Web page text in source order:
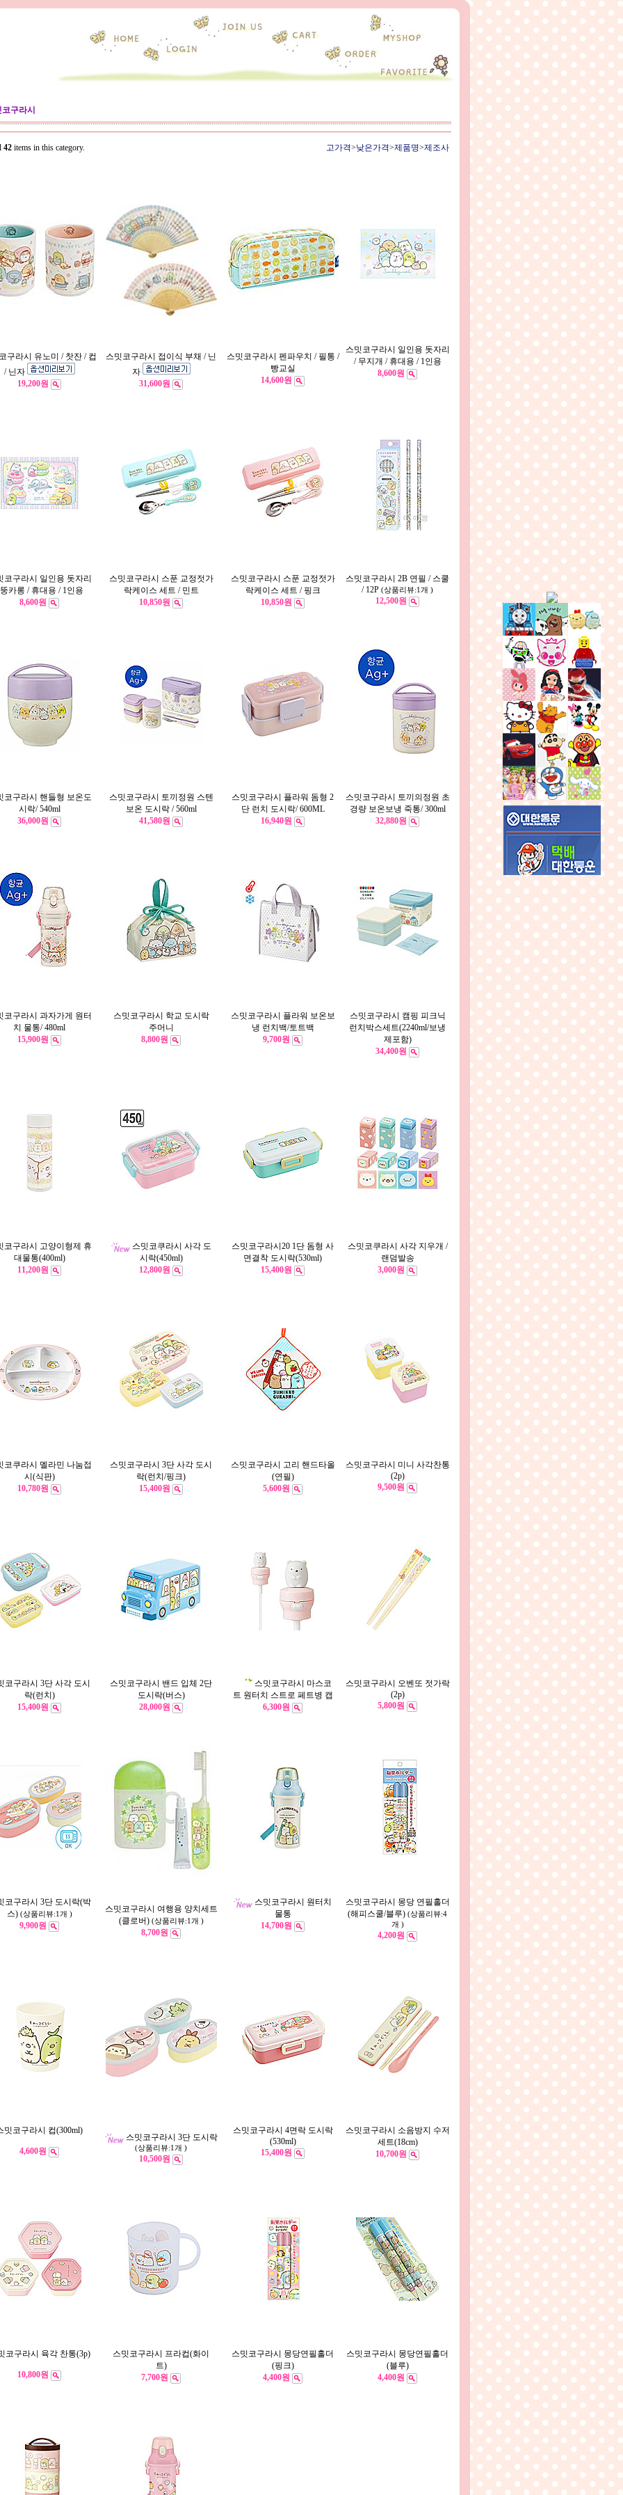
구라시
42 items in this category. 고가격>낮은가격>제품명>제조사
구라시 유노미 / 찻잔 / 컵
/ 닌자
19,200원
스밋코구라시 접이식 부채 / 닌
자
31,600원
스밋코구라시 펜파우치 / 필통 /
빵교실
14,600원
스밋코구라시 일인용 돗자리
/ 무지개 / 휴대용 / 1인용
8,600원
코구라시 일인용 돗자리
카롱 / 휴대용 / 1인용
8,600원
스밋코구라시 스푼 교정젓가
락케이스 세트 / 민트
10,850원
스밋코구라시 스푼 교정젓가
락케이스 세트 / 핑크
10,850원
스밋코구라시 2B 연필 / 스쿨
/ 12P (상품리뷰:1개 )
12,500원
코구라시 핸들형 보온도
시락/ 540ml
36,000원
스밋코구라시 토끼정원 스텐
보온 도시락 / 560ml
41,580원
스밋코구라시 플라워 돔형 2
단 런치 도시락/ 600ML
16,940원
스밋코구라시 토끼의정원 초
경량 보온보냉 죽통/ 300ml
32,880원
코구라시 과자가게 원터
치 물통/ 480ml
15,900원
스밋코구라시 학교 도시락
주머니
8,800원
스밋코구라시 플라워 보온보
냉 런치백/토트백
9,700원
스밋코구라시 캠핑 피크닉
런치박스세트(2240ml/보냉
제포함)
34,400원
코구라시 고양이형제 휴
대물통(400ml)
11,200원
스밋코쿠라시 사각 도
시락(450ml)
12,800원
스밋코구라시20 1단 돔형 사
면결착 도시락(530ml)
15,400원
스밋코쿠라시 사각 지우개 /
랜덤발송
3,000원
코쿠라시 멜라민 나눔접
시(식판)
10,780원
스밋코구라시 3단 사각 도시
락(런치/핑크)
15,400원
스밋코구라시 고리 핸드타올
(연필)
5,600원
스밋코구라시 미니 사각찬통
(2p)
9,500원
코구라시 3단 사각 도시
락(런치)
15,400원
스밋코구라시 밴드 입체 2단
도시락(버스)
28,000원
스밋코구라시 마스코
트 원터치 스트로 페트병 캡
6,300원
스밋코구라시 오벤또 젓가락
(2p)
5,800원
코구라시 3단 도시락(박
스) (상품리뷰:1개 )
9,900원
스밋코구라시 여행용 양치세트
(클로버) (상품리뷰:1개 )
8,700원
스밋코구라시 원터치
물통
14,700원
스밋코구라시 몽당 연필홀더
(해피스쿨/블루) (상품리뷰:4
개 )
4,200원
밋코구라시 컵(300ml)
4,600원
스밋코구라시 3단 도시락
(상품리뷰:1개 )
10,500원
스밋코구라시 4면락 도시락
(530ml)
15,400원
스밋코구라시 소음방지 수저
세트(18cm)
10,700원
코구라시 육각 찬통(3p)
10,800원
스밋코구라시 프라컵(화이
트)
7,700원
스밋코구라시 몽당연필홀더
(핑크)
4,400원
스밋코구라시 몽당연필홀더
(블루)
4,400원